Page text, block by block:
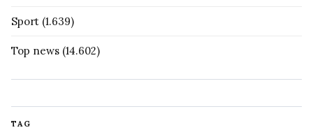
Sport (1.639)
Top news (14.602)
TAG